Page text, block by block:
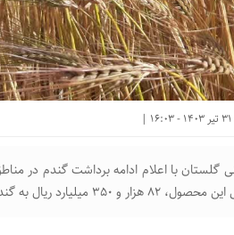
گلستان با اعلام ادامه برداشت گندم در
گندمکاران گلستان پرداخت کرد.